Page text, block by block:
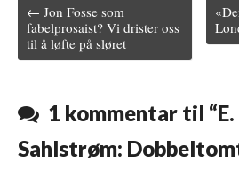
e
b
o
k
t
r
e
s
l
Post navigation
← Jon Fosse som
fabelprosaist? Vi drister oss
til å løfte på sløret
1 kommentar til “
Sahlstrøm: